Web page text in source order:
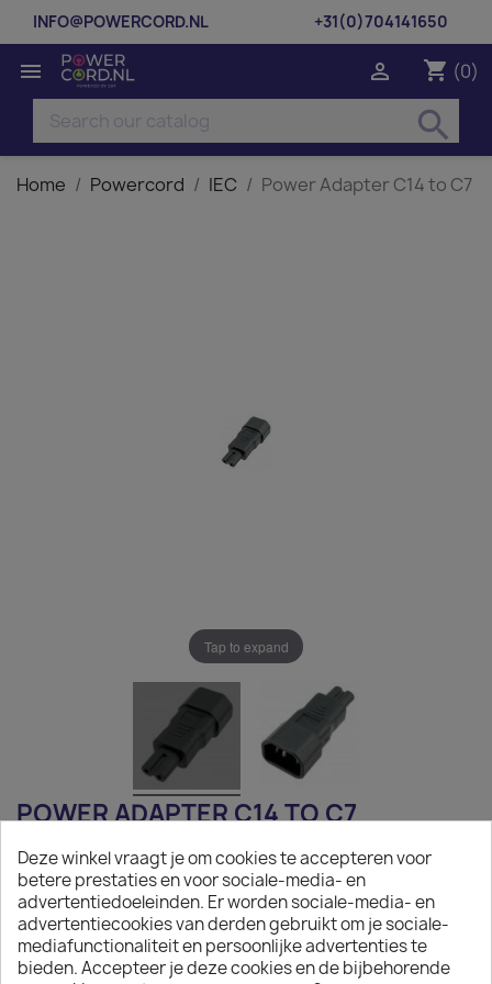
INFO@POWERCORD.NL +31(0)704141650
 shopping_cart (0)

search
Home Powercord IEC Power Adapter C14 to C7
Tap to expand
POWER ADAPTER C14 TO C7
€5.11
Tax excluded
Power Adapter C14 to C7
Deze winkel vraagt je om cookies te accepteren voor
betere prestaties en voor sociale-media- en
advertentiedoeleinden. Er worden sociale-media- en
advertentiecookies van derden gebruikt om je sociale-
mediafunctionaliteit en persoonlijke advertenties te
bieden. Accepteer je deze cookies en de bijbehorende